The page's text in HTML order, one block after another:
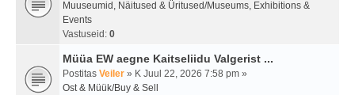
Muuseumid, Näitused & Üritused/Museums, Exhibitions &
Events
Vastuseid: 0
Müüa EW aegne Kaitseliidu Valgerist ...
Postitas Veiler » K Juul 22, 2026 7:58 pm »
Ost & Müük/Buy & Sell